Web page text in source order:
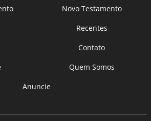
Novo Testamento
Recentes
Contato
Quem Somos
Anuncie